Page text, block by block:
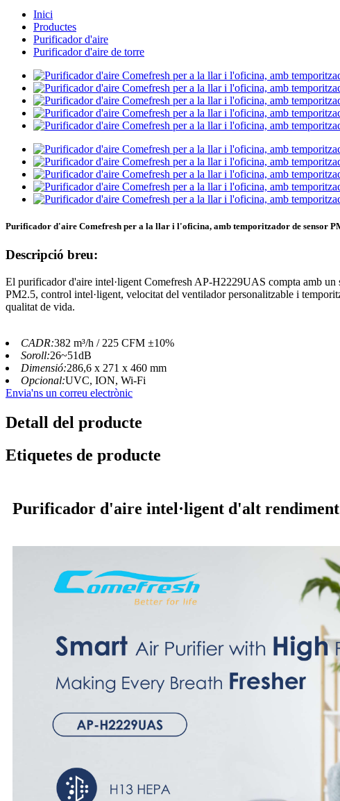
Inici
Productes
Purificador d'aire
Purificador d'aire de torre
Purificador d'aire Comefresh per a la llar i l'oficina, amb temporitzador de sensor
Descripció breu:
El purificador d'aire intel·ligent Comefresh AP-H2229UAS compta amb un
PM2.5, control intel·ligent, velocitat del ventilador personalitzable i
qualitat de vida.
CADR:382 m³/h / 225 CFM ±10%
Soroll:26~51dB
Dimensió:286,6 x 271 x 460 mm
Opcional:UVC, ION, Wi-Fi
Envia'ns un correu electrònic
Detall del producte
Etiquetes de producte
Purificador d'aire intel·ligent d'alt rendiment